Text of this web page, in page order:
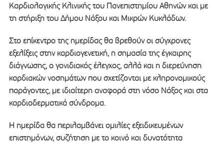
Καρδιολογικής Κλινικής του Πανεπιστημίου Αθηνών και με
τη στήριξη του Δήμου Νάξου και Μικρών Κυκλάδων.
Στο επίκεντρο της ημερίδας θα βρεθούν οι σύγχρονες
εξελίξεις στην καρδιογενετική, η σημασία της έγκαιρης
διάγνωσης, ο γονιδιακός έλεγχος, αλλά και η διερεύνηση
καρδιακών νοσημάτων που σχετίζονται με κληρονομικούς
παράγοντες, με ιδιαίτερη αναφορά στη νόσο Νάξος και στα
καρδιοδερματικά σύνδρομα.
Η ημερίδα θα περιλαμβάνει ομιλίες εξειδικευμένων
επιστημόνων, συζήτηση με το κοινό και δυνατότητα